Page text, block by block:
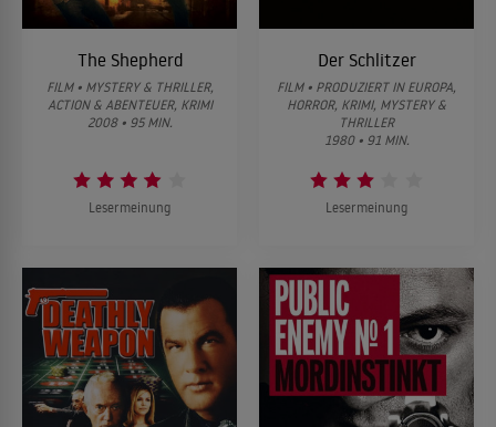
The Shepherd
FILM • MYSTERY & THRILLER,
ACTION & ABENTEUER, KRIMI
2008 • 95 MIN.
Lesermeinung
Der Schlitzer
FILM • PRODUZIERT IN EUROPA,
HORROR, KRIMI, MYSTERY &
THRILLER
1980 • 91 MIN.
Lesermeinung